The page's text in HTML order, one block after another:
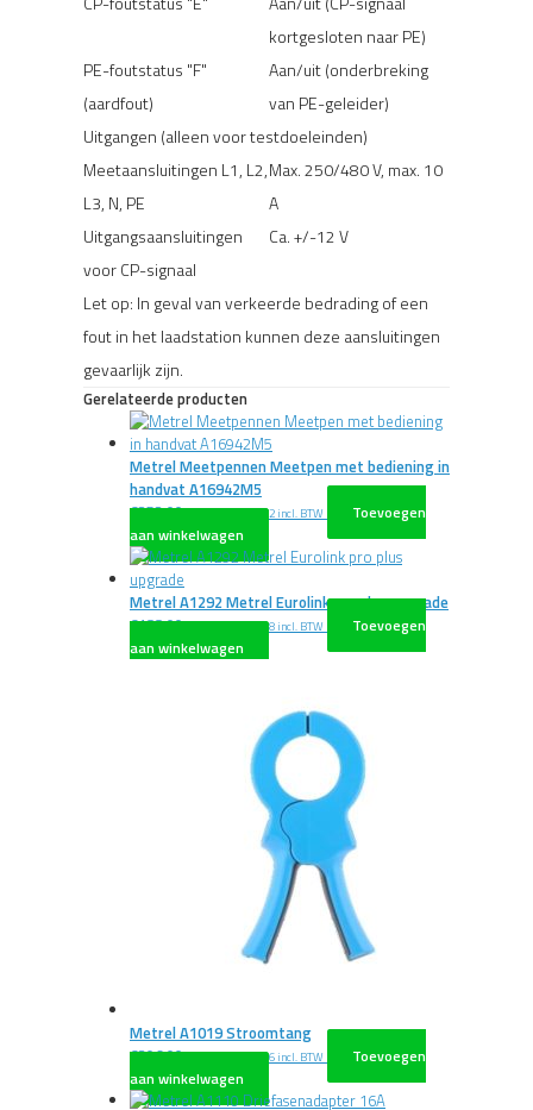
kortgesloten naar PE)
PE-foutstatus "F"
(aardfout)
Aan/uit (onderbreking
van PE-geleider)
Uitgangen (alleen voor testdoeleinden)
Meetaansluitingen L1, L2,
L3, N, PE
Max. 250/480 V, max. 10
A
Uitgangsaansluitingen
voor CP-signaal
Ca. +/-12 V
Let op: In geval van verkeerde bedrading of een
fout in het laadstation kunnen deze aansluitingen
gevaarlijk zijn.
Gerelateerde producten
Metrel Meetpennen Meetpen met bediening in
handvat A16942M5
€252,00 excl. BTW€304,92 incl. BTW
Toevoegen
aan winkelwagen
Metrel A1292 Metrel Eurolink pro plus upgrade
€188,00 excl. BTW€227,48 incl. BTW
Toevoegen
aan winkelwagen
Metrel A1019 Stroomtang
€306,00 excl. BTW€370,26 incl. BTW
Toevoegen
aan winkelwagen